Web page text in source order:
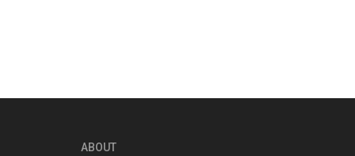
ABOUT